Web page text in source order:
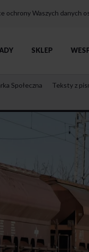
Waszych danych
SKLEP
Społeczna Teksty z